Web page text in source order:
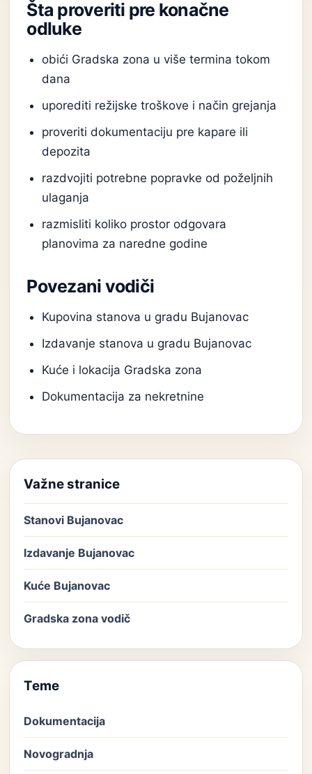
Šta proveriti pre konačne
odluke
obići Gradska zona u više termina tokom
dana
uporediti režijske troškove i način grejanja
proveriti dokumentaciju pre kapare ili
depozita
razdvojiti potrebne popravke od poželjnih
ulaganja
razmisliti koliko prostor odgovara
planovima za naredne godine
Povezani vodiči
Kupovina stanova u gradu Bujanovac
Izdavanje stanova u gradu Bujanovac
Kuće i lokacija Gradska zona
Dokumentacija za nekretnine
Važne stranice
Stanovi Bujanovac
Izdavanje Bujanovac
Kuće Bujanovac
Gradska zona vodič
Teme
Dokumentacija
Novogradnja